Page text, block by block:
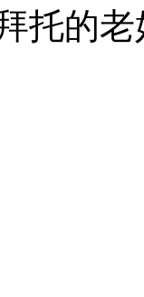
托的老